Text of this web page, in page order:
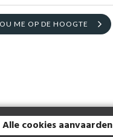
ME OP DE HOOGTE
Alle cookies aanvaarden